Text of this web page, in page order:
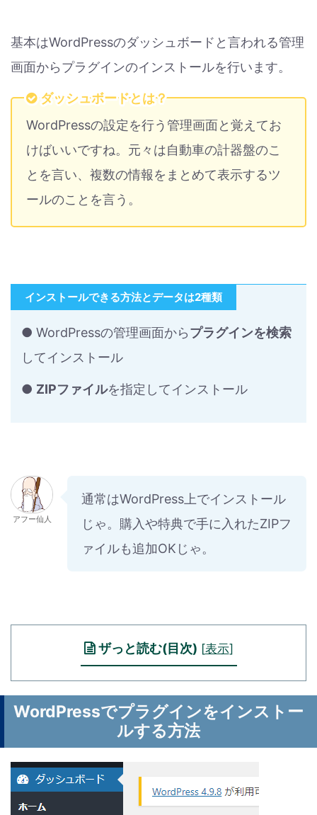
基本はWordPressのダッシュボードと言われる管理
画面からプラグインのインストールを行います。
ダッシュボードとは？
WordPressの設定を行う管理画面と覚えてお
けばいいですね。元々は自動車の計器盤のこ
とを言い、複数の情報をまとめて表示するツ
ールのことを言う。
インストールできる方法とデータは2種類
● WordPressの管理画面からプラグインを検索
してインストール
● ZIPファイルを指定してインストール
アフー仙人
通常はWordPress上でインストール
じゃ。購入や特典で手に入れたZIPフ
ァイルも追加OKじゃ。
ザっと読む(目次) [表示]
WordPressでプラグインをインストー
ルする方法